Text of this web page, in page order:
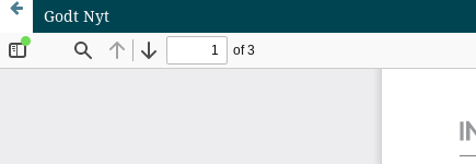
Godt Nyt